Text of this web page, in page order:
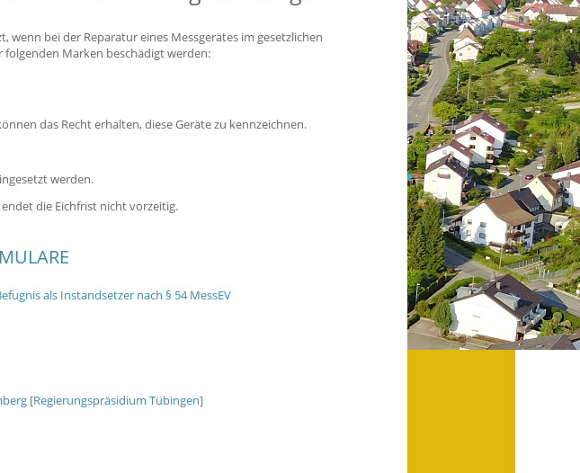
wenn bei der Reparatur eines Messgerätes im gesetzlichen
folgenden Marken beschädigt werden:
das Recht erhalten, diese Geräte zu kennzeichnen.
werden.
die Eichfrist nicht vorzeitig.
als Instandsetzer nach § 54 MessEV
[Regierungspräsidium Tübingen]